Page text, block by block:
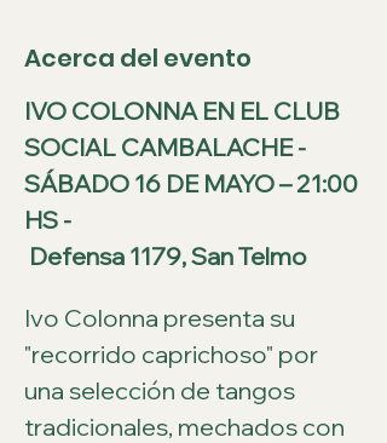
Acerca del evento
IVO COLONNA EN EL CLUB
SOCIAL CAMBALACHE -
SÁBADO 16 DE MAYO – 21:00
HS -
Defensa 1179, San Telmo
Ivo Colonna presenta su
"recorrido caprichoso" por
una selección de tangos
tradicionales, mechados con